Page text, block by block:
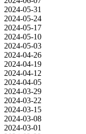
2024-05-31
2024-05-24
2024-05-17
2024-05-10
2024-05-03
2024-04-26
2024-04-19
2024-04-12
2024-04-05
2024-03-29
2024-03-22
2024-03-15
2024-03-08
2024-03-01